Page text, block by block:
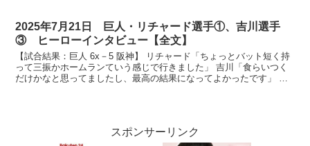
2025年7月21日 巨人・リチャード選手①、吉川選手
③ ヒーローインタビュー【全文】
【試合結果：巨人 6x－5 阪神】 リチャード「ちょっとバット短く持
って三振かホームランていう感じで行きました」 吉川「食らいつく
だけかなと思ってましたし、最高の結果になってよかったです」 放
スポンサーリンク